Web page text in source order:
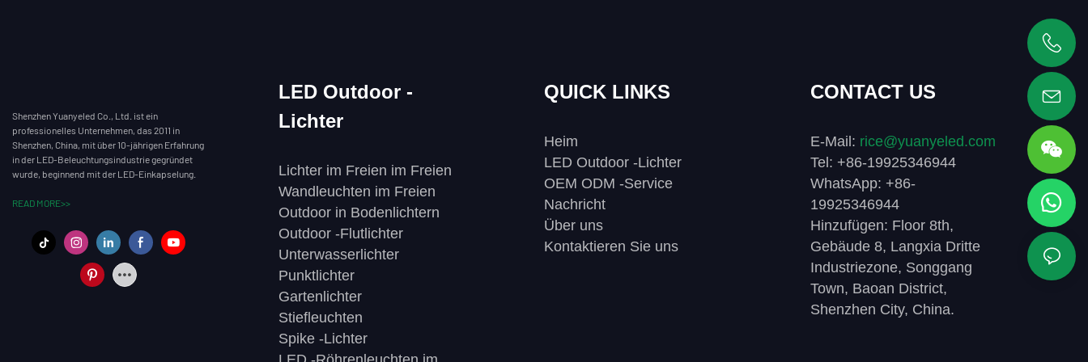
Shenzhen Yuanyeled Co., Ltd. ist ein
professionelles Unternehmen, das 2011 in
Shenzhen, China, mit über 10-jährigen Erfahrung
in der LED-Beleuchtungsindustrie gegründet
wurde, beginnend mit der LED-Einkapselung.
READ MORE>>
LED Outdoor -
Lichter
Lichter im Freien im Freien
Wandleuchten im Freien
Outdoor in Bodenlichtern
Outdoor -Flutlichter
Unterwasserlichter
Punktlichter
Gartenlichter
Stiefleuchten
Spike -Lichter
QUICK LINKS
Heim
LED Outdoor -Lichter
OEM ODM -Service
Nachricht
Über uns
Kontaktieren Sie uns
CONTACT US
E-Mail: rice@yuanyeled.com
Tel: +86-19925346944
WhatsApp: +86-
19925346944
Hinzufügen: Floor 8th,
Gebäude 8, Langxia Dritte
Industriezone, Songgang
Town, Baoan District,
Shenzhen City, China.